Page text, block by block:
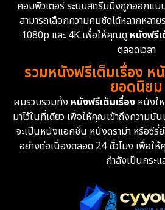
Epic มหากาพย์
Family ครอบครัว
Fantasy จินตนาการ
Fiction
คอมพิวเตอร์ ระบบสตรีมมิ่งถูกออกแบบ
สามารถเลือกความคมชัดได้หลากหลา
1080p และ 4K เพื่อให้คุณดู หนังฟรี
ตลอดเวลา
รวมหนังฟรีเต็มเรื่อง ห
ยอดนิยม
ผมรวบรวมทั้ง หนังฟรีเต็มเรื่อง หนังใ
มาไว้ในที่เดียว เพื่อให้คุณเข้าถึงความบัน
จะเป็นหนังแอคชั่น หนังดราม่า หรือซีรี่
อย่างต่อเนื่องตลอด 24 ชั่วโมง เพื่อใ
กำลังเป็นกระแ